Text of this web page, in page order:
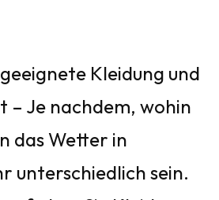
Kleidung und
– Je nachdem, wohin
das Wetter in
unterschiedlich sein.